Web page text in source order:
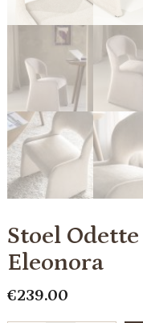
Stoel
Eleonora
€239.00